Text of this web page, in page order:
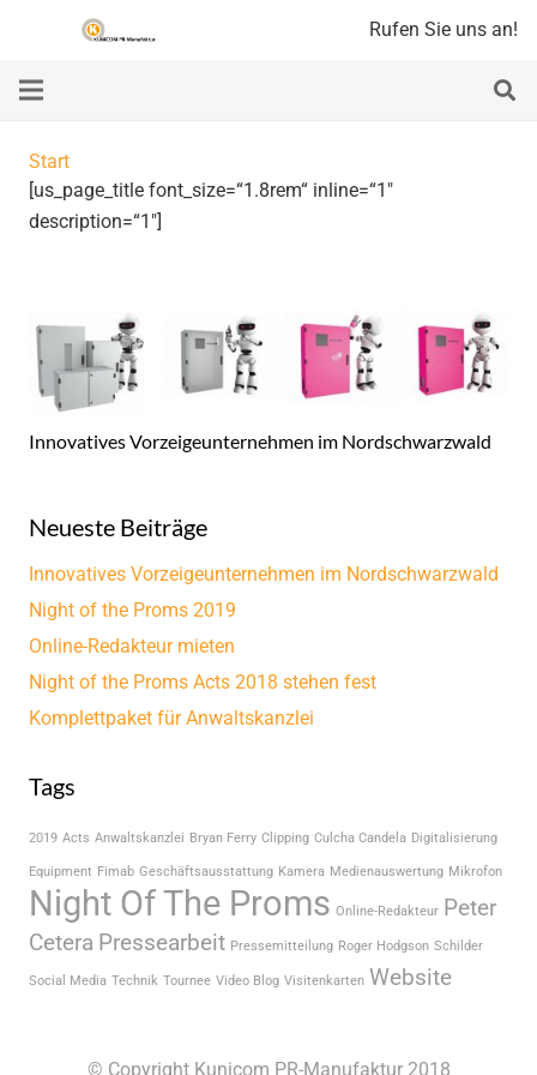
Rufen Sie uns an!
Start
[us_page_title font_size=“1.8rem“ inline=“1″
description=“1″]
Innovatives Vorzeigeunternehmen im Nordschwarzwald
Neueste Beiträge
Innovatives Vorzeigeunternehmen im Nordschwarzwald
Night of the Proms 2019
Online-Redakteur mieten
Night of the Proms Acts 2018 stehen fest
Komplettpaket für Anwaltskanzlei
Tags
2019 Acts Anwaltskanzlei Bryan Ferry Clipping Culcha Candela Digitalisierung
Equipment Fimab Geschäftsausstattung Kamera Medienauswertung Mikrofon
Night Of The Proms Online-Redakteur Peter
Cetera Pressearbeit Pressemitteilung Roger Hodgson Schilder
Social Media Technik Tournee Video Blog Visitenkarten Website
© Copyright Kunicom PR-Manufaktur 2018